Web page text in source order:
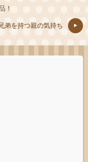
！
弟を持つ親の気持ち